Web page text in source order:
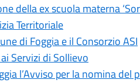
della ex scuola materna
Territoriale
di Foggia e il Consorzio ASI
Servizi di Sollievo
l’Avviso per la nomina del